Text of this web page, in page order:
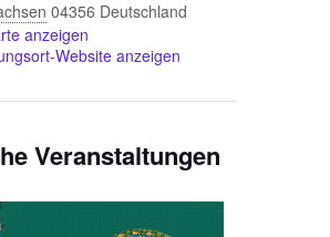
04356 Deutschland
anzeigen
Website anzeigen
Veranstaltungen